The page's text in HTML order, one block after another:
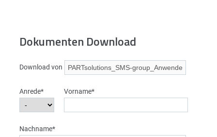
Dokumenten Download
Download von
Anrede* Vorname*
Nachname*